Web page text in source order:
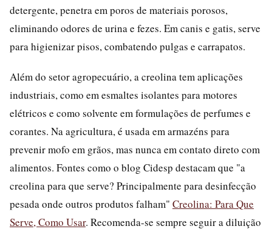
detergente, penetra em poros de materiais porosos,
eliminando odores de urina e fezes. Em canis e gatis, serve
para higienizar pisos, combatendo pulgas e carrapatos.
Além do setor agropecuário, a creolina tem aplicações
industriais, como em esmaltes isolantes para motores
elétricos e como solvente em formulações de perfumes e
corantes. Na agricultura, é usada em armazéns para
prevenir mofo em grãos, mas nunca em contato direto com
alimentos. Fontes como o blog Cidesp destacam que "a
creolina para que serve? Principalmente para desinfecção
pesada onde outros produtos falham" Creolina: Para Que
Serve, Como Usar. Recomenda-se sempre seguir a diluição